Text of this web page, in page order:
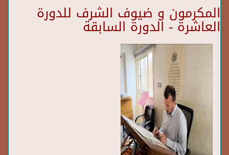
المكرمون و ضيوف الشرف للدورة
العاشرة - الدورة السابقة